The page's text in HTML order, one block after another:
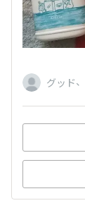
グッド、